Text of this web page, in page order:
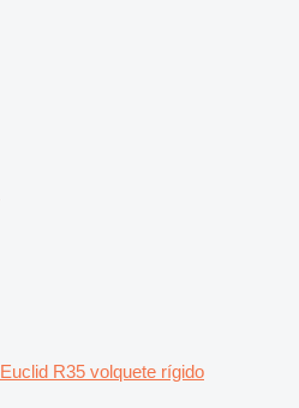
Euclid R35 volquete rígido